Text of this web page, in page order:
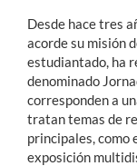
Desde hace tres
acorde su misión
estudiantado, ha
denominado
corresponden a
tratan temas de
principales, como
exposición